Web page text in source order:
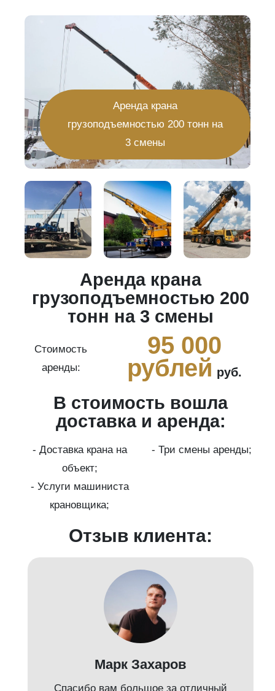
Аренда крана
грузоподъемностью 200 тонн на
3 смены
Аренда крана
грузоподъемностью 200
тонн на 3 смены
Стоимость
аренды:
95 000
рублей руб.
В стоимость вошла
доставка и аренда:
- Доставка крана на
объект;
- Три смены аренды;
- Услуги машиниста
крановщика;
Отзыв клиента:
Марк Захаров
Спасибо вам большое за отличный